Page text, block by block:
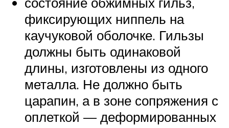
фиксирующих ниппель на
каучуковой оболочке. Гильзы
должны быть одинаковой
длины, изготовлены из одного
металла. Не должно быть
царапин, а в зоне сопряжения с
оплеткой — деформированных